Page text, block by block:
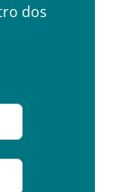
dos